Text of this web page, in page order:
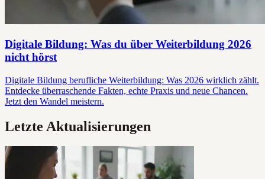
Digitale Bildung: Was du über Weiterbildung 2026
nicht hörst
Digitale Bildung berufliche Weiterbildung: Was 2026 wirklich zählt.
Entdecke überraschende Fakten, echte Praxis und neue Chancen.
Jetzt den Wandel meistern.
Letzte Aktualisierungen